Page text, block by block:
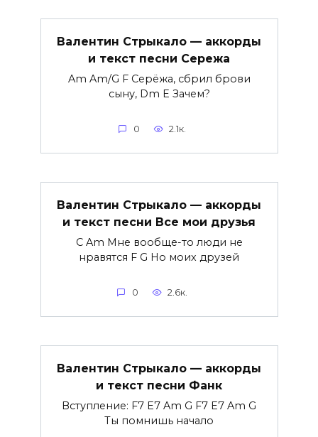
Валентин Стрыкало — аккорды
и текст песни Сережа
Am Am/G F Серёжа, сбрил брови
сыну, Dm E Зачем?
0 2.1к.
Валентин Стрыкало — аккорды
и текст песни Все мои друзья
C Am Мне вообще-то люди не
нравятся F G Но моих друзей
0 2.6к.
Валентин Стрыкало — аккорды
и текст песни Фанк
Вступление: F7 E7 Am G F7 E7 Am G
Ты помнишь начало